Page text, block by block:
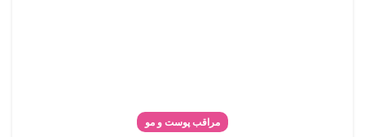
مراقب پوست و مو